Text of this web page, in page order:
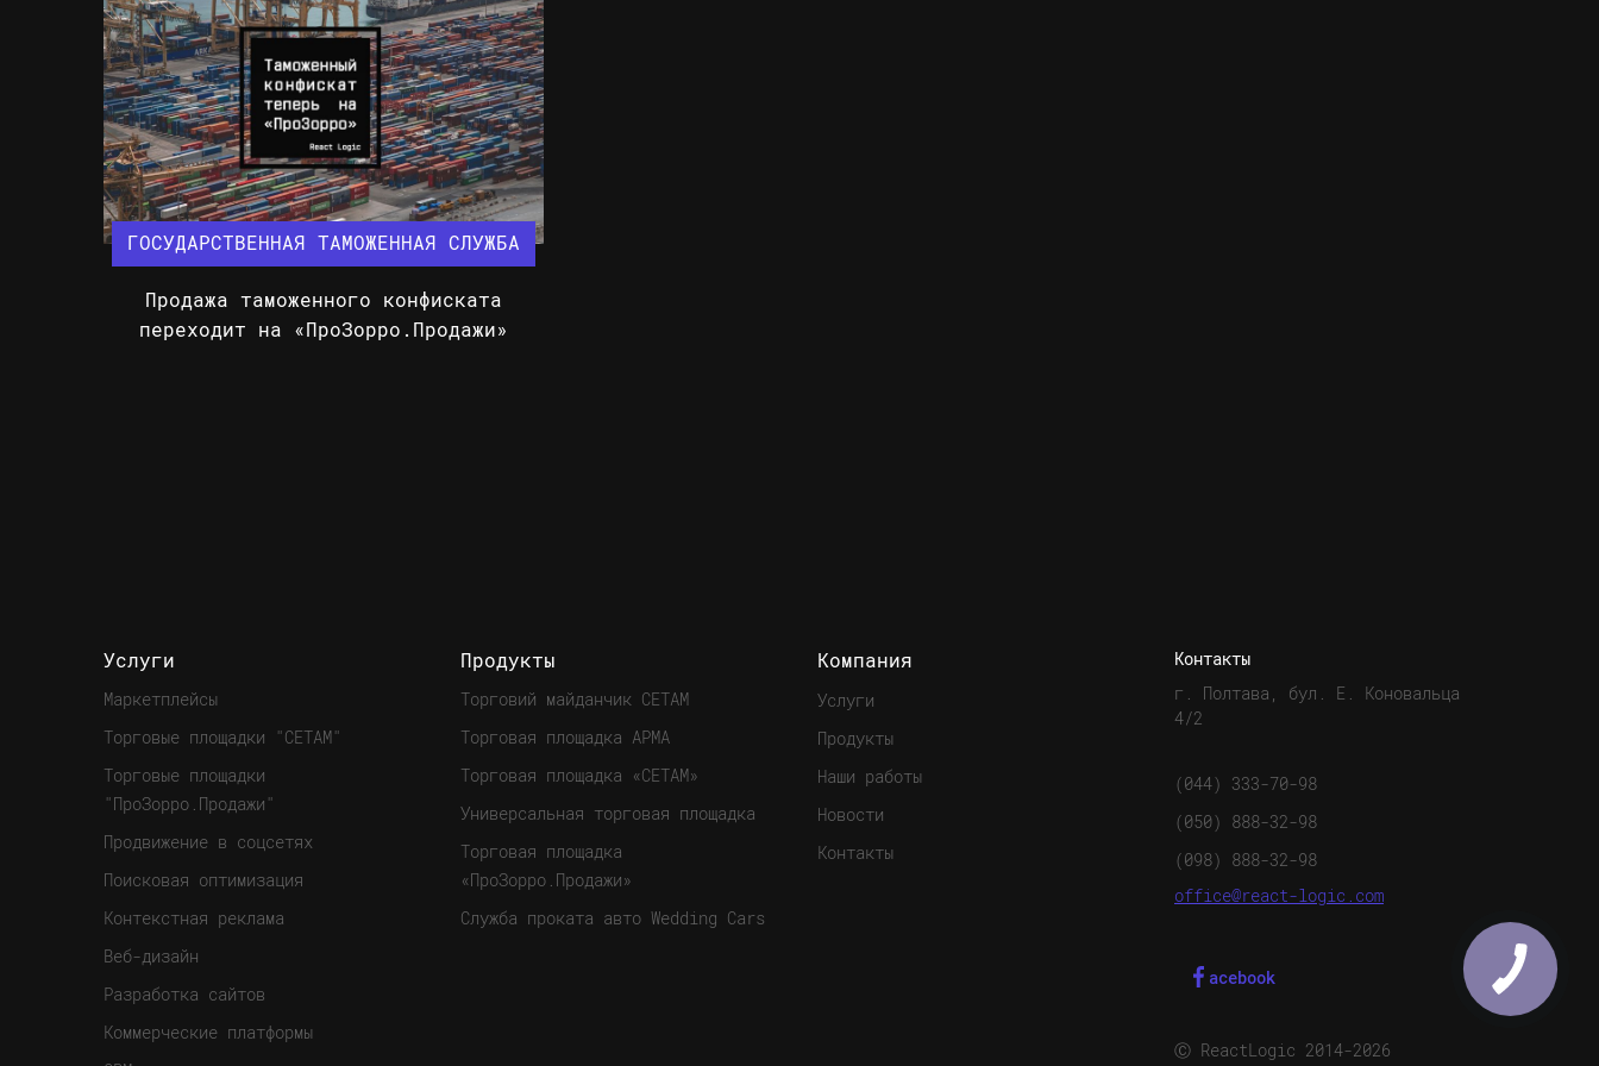
ГОСУДАРСТВЕННАЯ ТАМОЖЕННАЯ СЛУЖБА
Продажа таможенного конфиската
переходит на «ПроЗорро.Продажи»
Услуги
Маркетплейсы
Торговые площадки "СЕТАМ"
Торговые площадки
"ПроЗорро.Продажи"
Продвижение в соцсетях
Поисковая оптимизация
Контекстная реклама
Веб-дизайн
Разработка сайтов
Коммерческие платформы
Продукты
Торговий майданчик СЕТАМ
Торговая площадка АРМА
Торговая площадка «СЕТАМ»
Универсальная торговая площадка
Торговая площадка
«ПроЗорро.Продажи»
Служба проката авто Wedding Cars
Компания
Услуги
Продукты
Наши работы
Новости
Контакты
Контакты
г. Полтава, бул. Е. Коновальца
4/2
(044) 333-70-98
(050) 888-32-98
(098) 888-32-98
office@react-logic.com
acebook
Ⓒ ReactLogic 2014-2026